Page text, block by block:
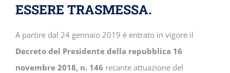
ESSERE TRASMESSA.
A partire dal 24 gennaio 2019 è entrato in vigore il
Decreto del Presidente della repubblica 16
novembre 2018, n. 146 recante attuazione del